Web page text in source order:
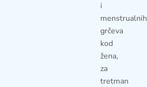
i
menstrualnih
grčeva
kod
žena,
za
tretman